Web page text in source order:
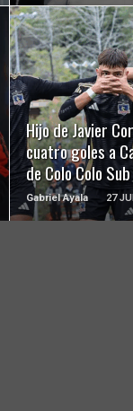
Hijo de Javier
cuatro goles a
de Colo Colo
Gabriel Ayala 27